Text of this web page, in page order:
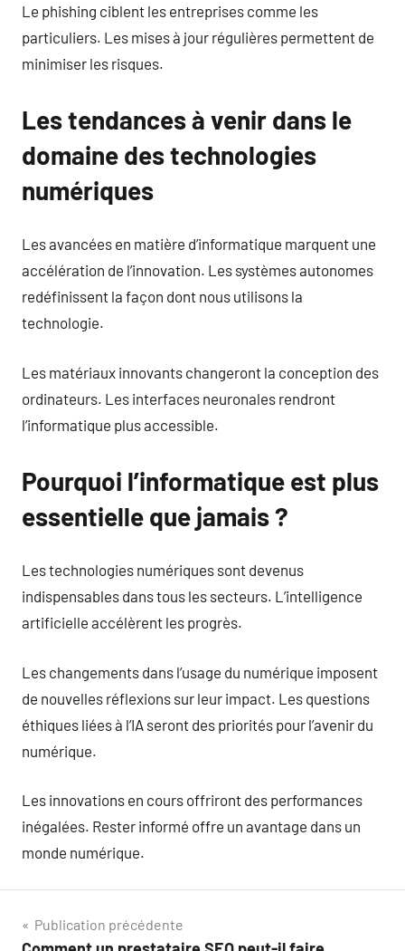
Le phishing ciblent les entreprises comme les
particuliers. Les mises à jour régulières permettent de
minimiser les risques.
Les tendances à venir dans le
domaine des technologies
numériques
Les avancées en matière d’informatique marquent une
accélération de l’innovation. Les systèmes autonomes
redéfinissent la façon dont nous utilisons la
technologie.
Les matériaux innovants changeront la conception des
ordinateurs. Les interfaces neuronales rendront
l’informatique plus accessible.
Pourquoi l’informatique est plus
essentielle que jamais ?
Les technologies numériques sont devenus
indispensables dans tous les secteurs. L’intelligence
artificielle accélèrent les progrès.
Les changements dans l’usage du numérique imposent
de nouvelles réflexions sur leur impact. Les questions
éthiques liées à l’IA seront des priorités pour l’avenir du
numérique.
Les innovations en cours offriront des performances
inégalées. Rester informé offre un avantage dans un
monde numérique.
Navigation
Publication précédente